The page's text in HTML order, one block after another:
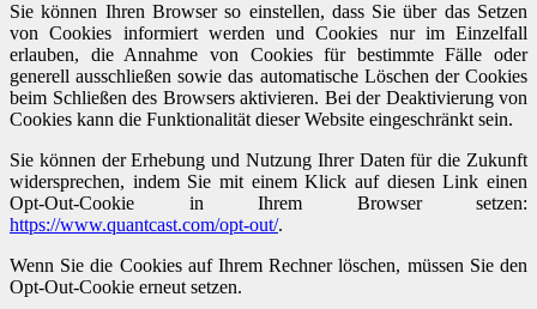
Sie können Ihren Browser so einstellen, dass Sie über das Setzen
von Cookies informiert werden und Cookies nur im Einzelfall
erlauben, die Annahme von Cookies für bestimmte Fälle oder
generell ausschließen sowie das automatische Löschen der Cookies
beim Schließen des Browsers aktivieren. Bei der Deaktivierung von
Cookies kann die Funktionalität dieser Website eingeschränkt sein.
Sie können der Erhebung und Nutzung Ihrer Daten für die Zukunft
widersprechen, indem Sie mit einem Klick auf diesen Link einen
Opt-Out-Cookie in Ihrem Browser setzen:
https://www.quantcast.com/opt-out/.
Wenn Sie die Cookies auf Ihrem Rechner löschen, müssen Sie den
Opt-Out-Cookie erneut setzen.